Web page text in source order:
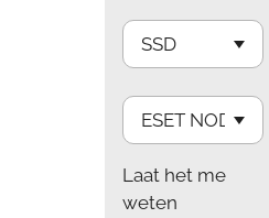
Laat het me
weten